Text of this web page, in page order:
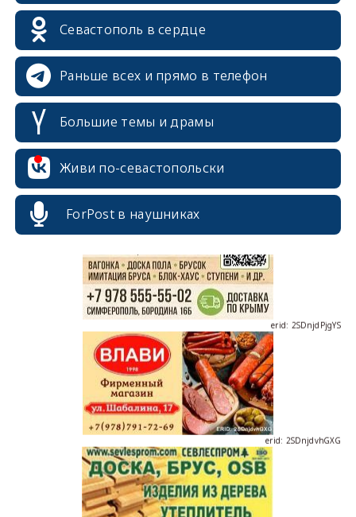
Севастополь в сердце
Раньше всех и прямо в телефон
Большие темы и драмы
Живи по-севастопольски
ForPost в наушниках
erid: 2SDnjdPjgYS
erid: 2SDnjdvhGXG